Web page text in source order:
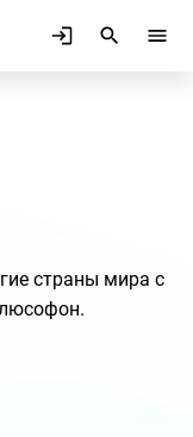
страны мира с